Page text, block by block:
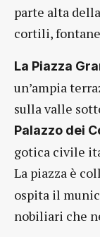
parte alta
cortili,
La Piazza
un’ampia
sulla valle
Palazzo dei
gotica civile
La piazza è
ospita il
nobiliari che